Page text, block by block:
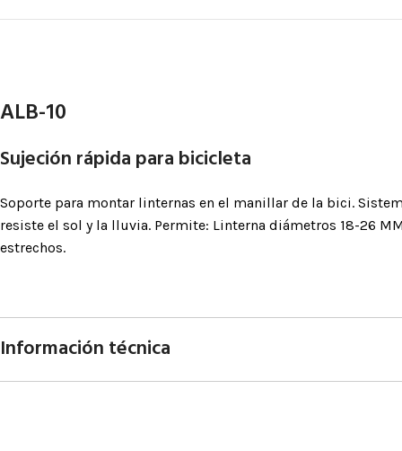
Bloqueadores
Bloqueadores
ALB-10
Sujeción rápida para bicicleta
Soporte para montar linternas en el manillar de la bici.
resiste el sol y la lluvia. Permite: Linterna diámetros 18-26
estrechos.
Información técnica